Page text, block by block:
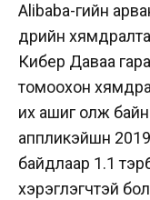
Alibaba-гийн
өдрийн
Кибер Даваа
томоохон
их ашиг олж
аппликэйшн
байдлаар 1.1
хэрэглэгчтэй